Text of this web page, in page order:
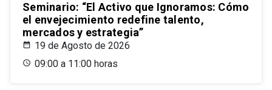
Seminario: “El Activo que Ignoramos: Cómo
el envejecimiento redefine talento,
mercados y estrategia”
19 de Agosto de 2026
09:00 a 11:00 horas